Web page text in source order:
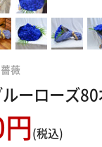
薇
ーローズ
(税込)